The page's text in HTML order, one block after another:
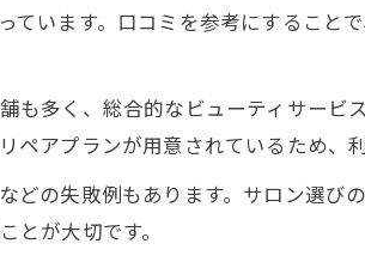
います。口コミを参考にすること
も多く、総合的なビューティサービ
アプランが用意されているため、
の失敗例もあります。サロン選び
が大切です。